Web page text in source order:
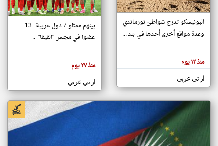
تغيير الدولة
اخبار جزر القمر على مدار الساعة
أهم اخبار جزر القمر العاجلة والمباشرة
هنا عن
وجهة
كاتبيها.
اليونيسكو تدرج شواطئ نورماندي
وعدة مواقع أخرى أحدها في بلد ...
منذ ١٢ يوم
ار تي عربي
بينهم ممثلو 7 دول عربية.. 13
عضوا في مجلس "الفيفا" ...
منذ ٢٧ يوم
ار تي عربي
klyoum.com